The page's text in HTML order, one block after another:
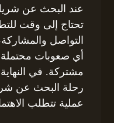
عند البحث عن
تحتاج إلى وقت
التواصل
أي صعوبات
مشتركة. في
رحلة البحث عن
عملية تتطلب